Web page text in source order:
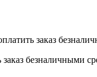
заказ
заказ безналичными